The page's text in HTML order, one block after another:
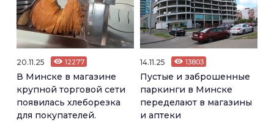
20.11.25 12277
В Минске в магазине
крупной торговой сети
появилась хлеборезка
для покупателей.
14.11.25 13803
Пустые и заброшенные
паркинги в Минске
переделают в магазины
и аптеки